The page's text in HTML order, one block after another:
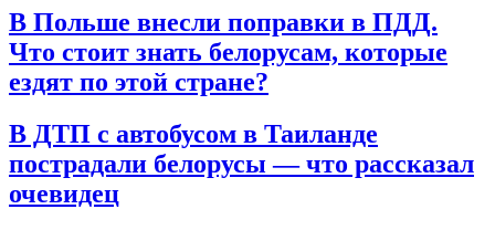
В Польше внесли поправки в ПДД.
Что стоит знать белорусам, которые
ездят по этой стране?
В ДТП с автобусом в Таиланде
пострадали белорусы — что рассказал
очевидец